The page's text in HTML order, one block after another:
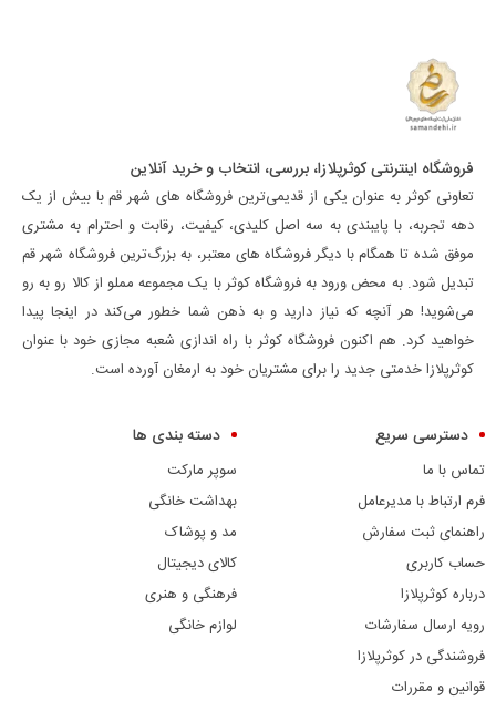
فروشگاه اینترنتی کوثرپلازا، بررسی، انتخاب و خرید آنلاین
تعاونی کوثر به عنوان یکی از قدیمی‌ترین فروشگاه های شهر قم با بیش از یک
دهه تجربه، با پایبندی به سه اصل کلیدی، کیفیت، رقابت و احترام به مشتری
موفق شده تا همگام با دیگر فروشگاه های معتبر، به بزرگ‌ترین فروشگاه شهر قم
تبدیل شود. به محض ورود به فروشگاه کوثر با یک مجموعه مملو از کالا رو به رو
می‌شوید! هر آنچه که نیاز دارید و به ذهن شما خطور می‌کند در اینجا پیدا
خواهید کرد. هم اکنون فروشگاه کوثر با راه اندازی شعبه مجازی خود با عنوان
کوثرپلازا خدمتی جدید را برای مشتریان خود به ارمغان آورده است.
دسترسی سریع
تماس با ما
فرم ارتباط با مدیرعامل
راهنمای ثبت سفارش
حساب کاربری
درباره کوثرپلازا
رویه ارسال سفارشات
فروشندگی در کوثرپلازا
قوانین و مقررات
دسته بندی ها
سوپر مارکت
بهداشت خانگی
مد و پوشاک
کالای دیجیتال
فرهنگی و هنری
لوازم خانگی